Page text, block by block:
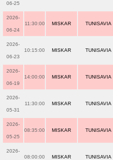
06-25
2026-
06-24
11:30:00 MISKAR TUNISAVIA
2026-
06-23
10:15:00 MISKAR TUNISAVIA
2026-
06-19
14:00:00 MISKAR TUNISAVIA
2026-
05-31
11:30:00 MISKAR TUNISAVIA
2026-
05-25
08:35:00 MISKAR TUNISAVIA
2026-
08:00:00 MISKAR TUNISAVIA